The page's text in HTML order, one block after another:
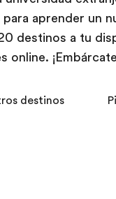
aprender un
destinos a tu
online.
destinos